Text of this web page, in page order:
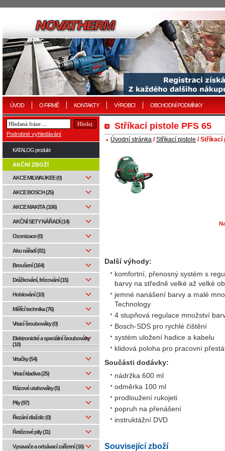
ÚVOD O FIRMĚ KONTAKTY VÝROBCI OBCHODNÍ PODMÍNKY
Stříkací pistole PFS 65
Úvodní stránka /Stříkací pistole / Stříkací
Další výhody:
komfortní, přenosný systém s
barvy na středně velké až velké
jemné nanášení barvy a malé
Technology
4 stupňová regulace množství
Bosch-SDS pro rychlé čištění
systém uložení hadice a kabelu
klidová poloha pro pracovní
Součásti dodávky:
nádržka 600 ml
odměrka 100 ml
prodloužení rukojeti
popruh na přenášení
instruktážní DVD
Související zboží
Podrobné vyhledávání
KATALOG produkt
AKČNÍ ZBOŽÍ
AKCE MILWAUKEE (0)
AKCE BOSCH (25)
AKCE MAKITA (106)
AKČNÍ SETY NÁŘADÍ (14)
Ozonizace (0)
Aku nářadí (81)
Broušení (164)
Drážkování, frézování (15)
Hoblování (10)
Měřící technika (76)
Vrtací šroubováky (0)
Elektronické a speciální šroubováky
(10)
Vrtačky (54)
Vrtací kladiva (25)
Rázové utahováky (5)
Pily (97)
Řezání dlaždic (0)
Řetězové pily (11)
Vysavače a odsávací zařízení (16)